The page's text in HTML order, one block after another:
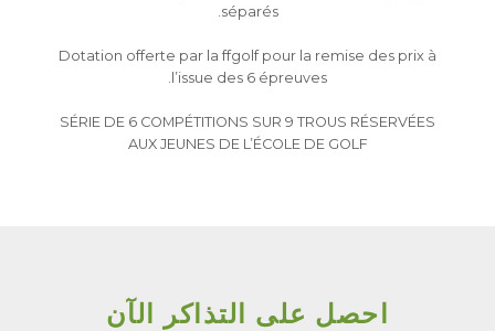
séparés.
Dotation offerte par la ffgolf pour la remise des prix à
l’issue des 6 épreuves.
SÉRIE DE 6 COMPÉTITIONS SUR 9 TROUS RÉSERVÉES
AUX JEUNES DE L’ÉCOLE DE GOLF
احصل على التذاكر الآن